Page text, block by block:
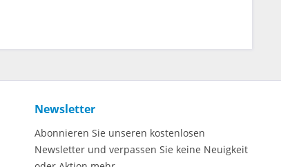
Newsletter
Abonnieren Sie unseren kostenlosen
Newsletter und verpassen Sie keine Neuigkeit